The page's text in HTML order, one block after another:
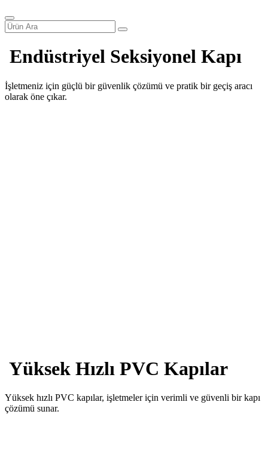
Endüstriyel Seksiyonel Kapı
İşletmeniz için güçlü bir güvenlik çözümü ve pratik bir geçiş aracı
olarak öne çıkar.
Yüksek Hızlı PVC Kapılar
Yüksek hızlı PVC kapılar, işletmeler için verimli ve güvenli bir kapı
çözümü sunar.